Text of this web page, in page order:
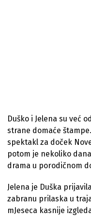
Duško i Jelena su već
strane domaće
spektakl za doček
potom je nekoliko
drama u porodičnom
Jelena je Duška
zabranu prilaska u
mJeseca kasnije